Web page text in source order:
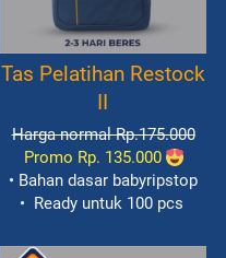
Tas Pelatihan Restock
II
Harga normal Rp.175.000
Promo Rp. 135.000
• Bahan dasar babyripstop
• Ready untuk 100 pcs